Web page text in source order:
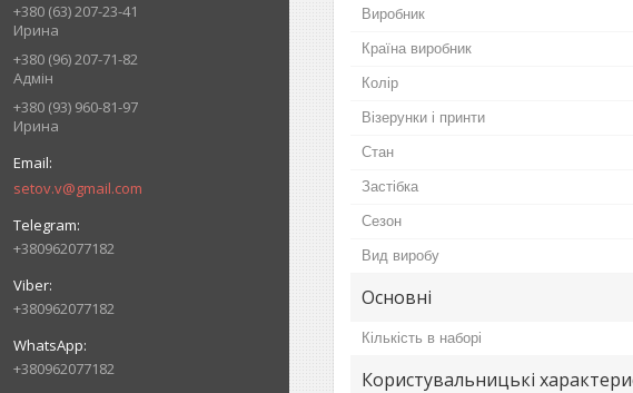
+380 (63) 207-23-41
Ирина
+380 (96) 207-71-82
Адмін
+380 (93) 960-81-97
Ирина
setov.v@gmail.com
+380962077182
+380962077182
+380962077182
Виробник
Країна виробник
Колір
Візерунки і принти
Стан
Застібка
Сезон
Вид виробу
Основні
Кількість в наборі
Користувальницькі